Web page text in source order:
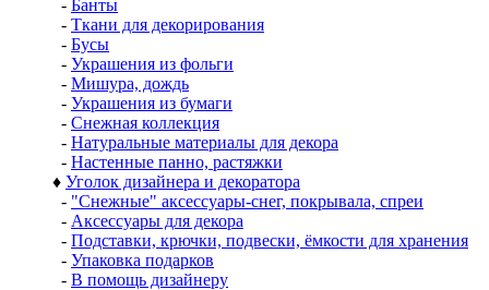
- Банты
- Ткани для декорирования
- Бусы
- Украшения из фольги
- Мишура, дождь
- Украшения из бумаги
- Снежная коллекция
- Натуральные материалы для декора
- Настенные панно, растяжки
♦ Уголок дизайнера и декоратора
- "Снежные" аксессуары-снег, покрывала, спреи
- Аксессуары для декора
- Подставки, крючки, подвески, ёмкости для хранения
- Упаковка подарков
- В помощь дизайнеру